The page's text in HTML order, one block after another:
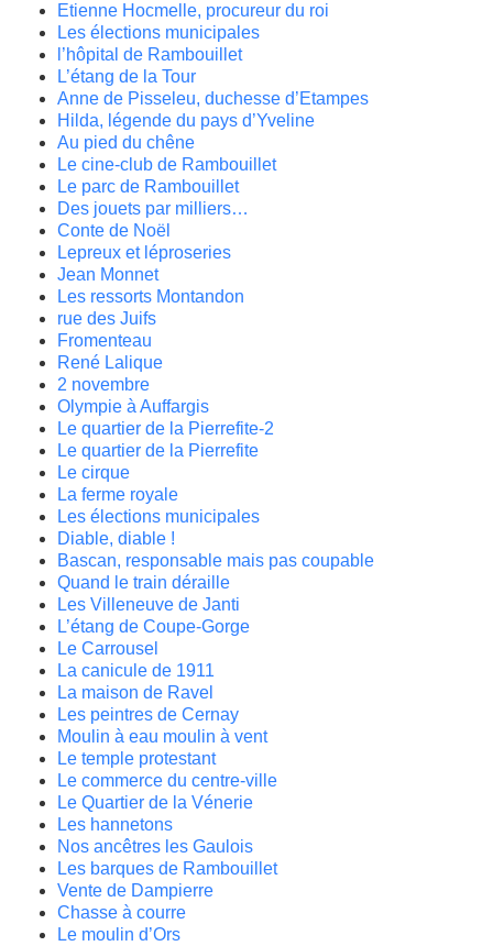
Etienne Hocmelle, procureur du roi
Les élections municipales
l’hôpital de Rambouillet
L’étang de la Tour
Anne de Pisseleu, duchesse d’Etampes
Hilda, légende du pays d’Yveline
Au pied du chêne
Le cine-club de Rambouillet
Le parc de Rambouillet
Des jouets par milliers…
Conte de Noël
Lepreux et léproseries
Jean Monnet
Les ressorts Montandon
rue des Juifs
Fromenteau
René Lalique
2 novembre
Olympie à Auffargis
Le quartier de la Pierrefite-2
Le quartier de la Pierrefite
Le cirque
La ferme royale
Les élections municipales
Diable, diable !
Bascan, responsable mais pas coupable
Quand le train déraille
Les Villeneuve de Janti
L’étang de Coupe-Gorge
Le Carrousel
La canicule de 1911
La maison de Ravel
Les peintres de Cernay
Moulin à eau moulin à vent
Le temple protestant
Le commerce du centre-ville
Le Quartier de la Vénerie
Les hannetons
Nos ancêtres les Gaulois
Les barques de Rambouillet
Vente de Dampierre
Chasse à courre
Le moulin d’Ors